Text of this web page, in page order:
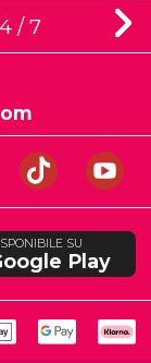
/ 7
SU
Play